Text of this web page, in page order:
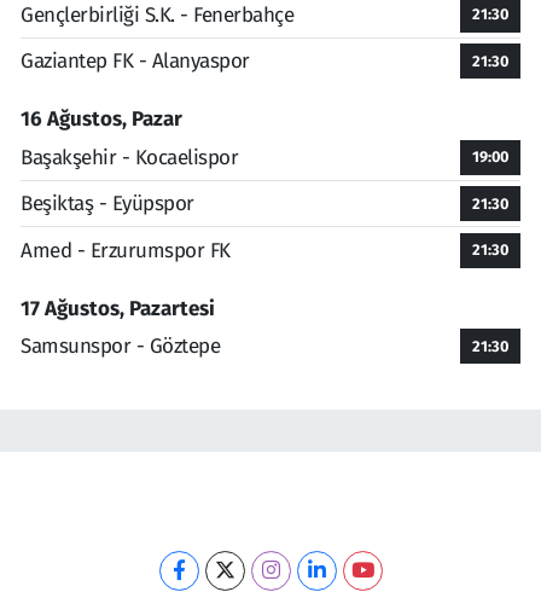
Gençlerbirliği S.K. - Fenerbahçe 21:30
Gaziantep FK - Alanyaspor 21:30
16 Ağustos, Pazar
Başakşehir - Kocaelispor
19:00
Beşiktaş - Eyüpspor 21:30
Amed - Erzurumspor FK 21:30
17 Ağustos, Pazartesi
Samsunspor - Göztepe
21:30